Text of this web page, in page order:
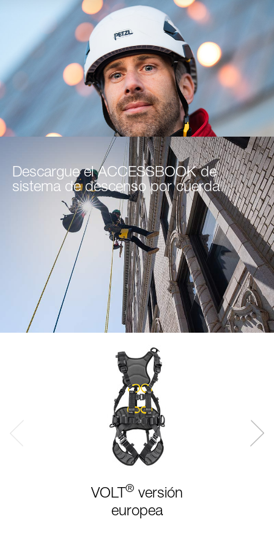
Descargue el ACCESSBOOK de
sistema de descenso por cuerda
VOLT ® versión
europea